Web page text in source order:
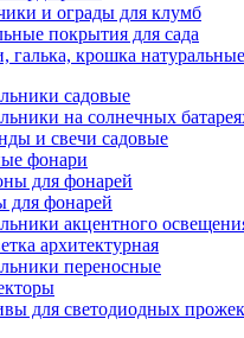
и ограды для клумб
покрытия для сада
галька, крошка натуральные
садовые
на солнечных
и свечи садовые
фонари
для фонарей
для фонарей
акцентного
архитектурная
переносные
для светодиодных